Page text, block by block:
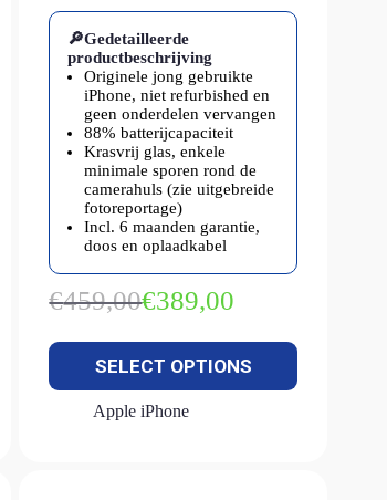
🔎Gedetailleerde
productbeschrijving
Originele jong gebruikte
iPhone, niet refurbished en
geen onderdelen vervangen
88% batterijcapaciteit
Krasvrij glas, enkele
minimale sporen rond de
camerahuls (zie uitgebreide
fotoreportage)
Incl. 6 maanden garantie,
doos en oplaadkabel
€459,00Oorspronkelijke
was:
€459,00.
€389,00
Huidige
is:
€389,00.
SELECT OPTIONS
Apple iPhone